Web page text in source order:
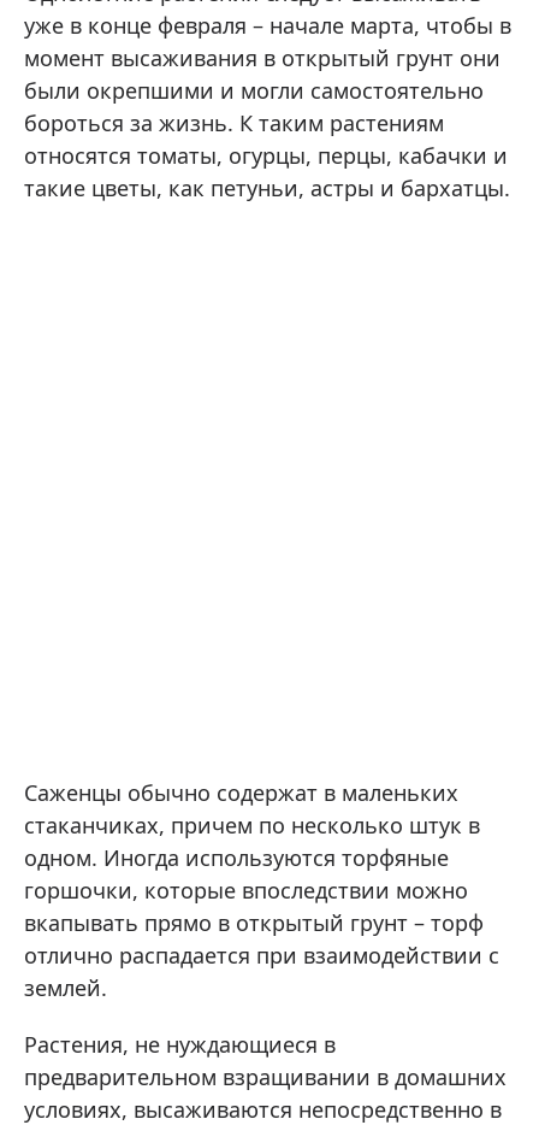
уже в конце февраля – начале марта, чтобы в
момент высаживания в открытый грунт они
были окрепшими и могли самостоятельно
бороться за жизнь. К таким растениям
относятся томаты, огурцы, перцы, кабачки и
такие цветы, как петуньи, астры и бархатцы.
Саженцы обычно содержат в маленьких
стаканчиках, причем по несколько штук в
одном. Иногда используются торфяные
горшочки, которые впоследствии можно
вкапывать прямо в открытый грунт – торф
отлично распадается при взаимодействии с
землей.
Растения, не нуждающиеся в
предварительном взращивании в домашних
условиях, высаживаются непосредственно в